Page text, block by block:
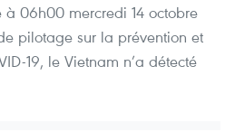
06h00 mercredi 14 octobre
pilotage sur la prévention et
19, le Vietnam n’a détecté